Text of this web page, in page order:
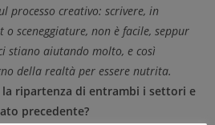
processo creativo: scrivere, in
sceneggiature, non è facile, seppur
stiano aiutando molto, e così
della realtà per essere nutrita.
la ripartenza di entrambi i settori e
precedente?